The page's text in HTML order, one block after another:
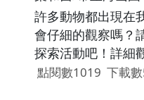
許多動物都出現在
會仔細的觀察嗎？
探索活動吧！詳細
行道邊，有哪些小
何做運動？將它
點閱數1019 下載